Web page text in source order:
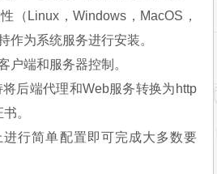
（Linux，Windows，MacOS，
作为系统服务进行安装。
户端和服务器控制。
后端代理和Web服务转换为http
。
进行简单配置即可完成大多数要